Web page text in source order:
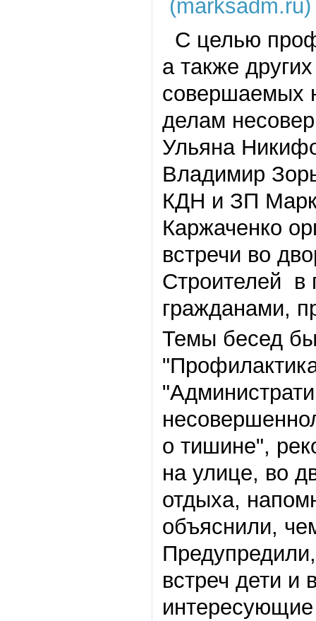
С целью
а также
совершаемых
делам
Ульяна
Владимир
КДН и ЗП
Каржаченко
встречи во
Строителей в
гражданами,
Темы бесед
о тишине",
на улице, во
отдыха,
объяснили,
встреч дети и